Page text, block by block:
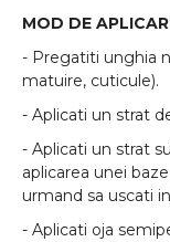
MOD DE
- Pregatiti unghia
matuire, cuticule).
- Aplicati un strat
- Aplicati un strat
aplicarea unei
urmand sa uscati
- Aplicati oja